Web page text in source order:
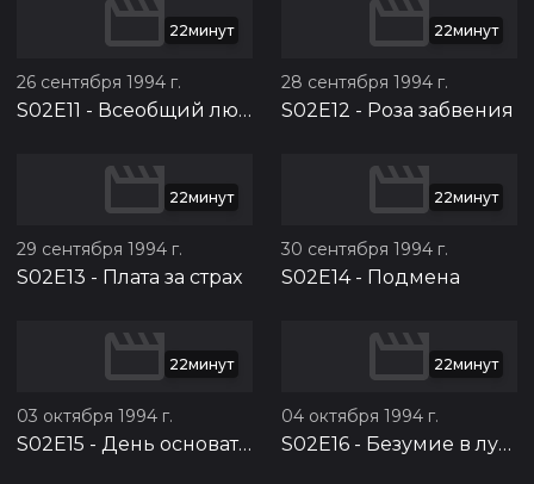
22минут
26 сентября 1994 г.
S02E11 - Всеобщий любимец
22минут
28 сентября 1994 г.
S02E12 - Роза забвения
22минут
29 сентября 1994 г.
S02E13 - Плата за страх
22минут
30 сентября 1994 г.
S02E14- Подмена
22минут
03 октября 1994 г.
S02E15 - День основателя
22минут
04 октября 1994 г.
S02E16 - Безумие в лунную ночь